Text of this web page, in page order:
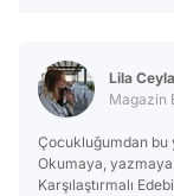
Lila
Magazin
Çocukluğumdan
Okumaya,
Karşılaştırmalı